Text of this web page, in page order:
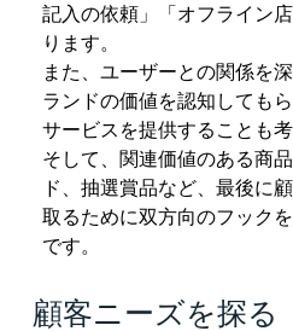
記入の依頼」「オフライン
ります。
また、ユーザーとの関係を
ランドの価値を認知しても
サービスを提供することも
そして、関連価値のある商
ド、抽選賞品など、最後に
取るために双方向のフック
です。
顧客ニーズを探る